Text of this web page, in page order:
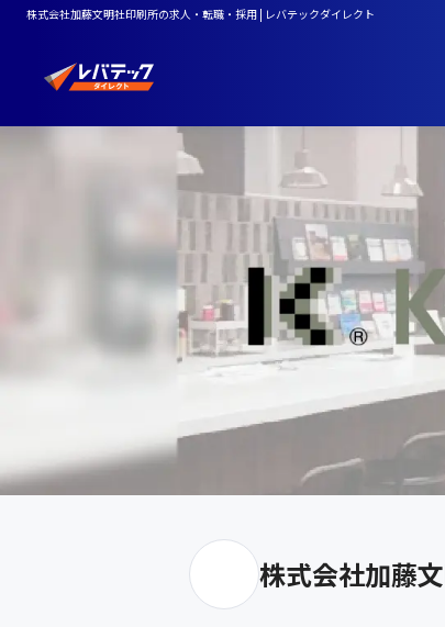
株式会社加藤文明社印刷所の求人・転職・採用 | レバテックダイレクト
株式会社加藤